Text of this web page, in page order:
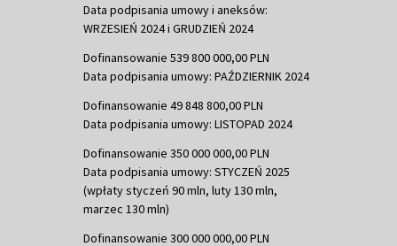
Data podpisania umowy i aneksów:
WRZESIEŃ 2024 i GRUDZIEŃ 2024
Dofinansowanie 539 800 000,00 PLN
Data podpisania umowy: PAŹDZIERNIK 2024
Dofinansowanie 49 848 800,00 PLN
Data podpisania umowy: LISTOPAD 2024
Dofinansowanie 350 000 000,00 PLN
Data podpisania umowy: STYCZEŃ 2025
(wpłaty styczeń 90 mln, luty 130 mln,
marzec 130 mln)
Dofinansowanie 300 000 000,00 PLN